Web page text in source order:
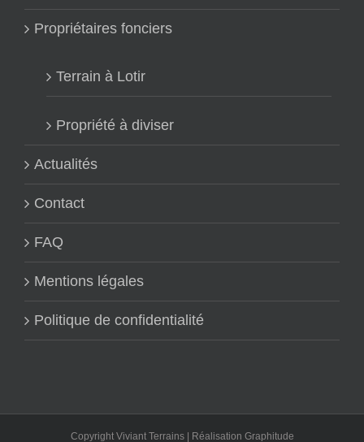
Propriétaires fonciers
Terrain à Lotir
Propriété à diviser
Actualités
Contact
FAQ
Mentions légales
Politique de confidentialité
Copyright Viviant Terrains | Réalisation Graphitude